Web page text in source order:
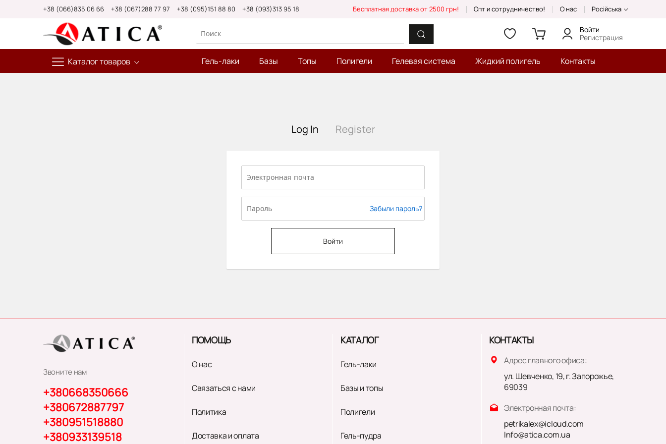
+38 (066)835 06 66 +38 (067)288 77 97 +38 (095)151 88 80 +38 (093)313 95 18 Бесплатная доставка от 2500 грн! Опт и сотрудничество! О нас Російська
Каталог товаров
Войти
Регистрация
Гель-лаки Базы Топы Полигели Гелевая система Жидкий полигель Контакты
Log In Register
Забыли пароль?
Войти
Звоните нам
+380668350666
+380672887797
+380951518880
+380933139518
ПОМОЩЬ
О нас
Связаться с нами
Политика
Доставка и оплата
КАТАЛОГ
Гель-лаки
Базы и топы
Полигели
Гель-пудра
КОНТАКТЫ
Адрес главного офиса:
ул. Шевченко, 19, г. Запорожье,
69039
Электронная почта:
petrikalex@icloud.com
Info@atica.com.ua